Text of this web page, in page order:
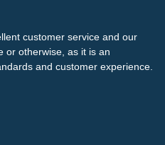
customer service and our
or otherwise, as it is an
and customer experience.